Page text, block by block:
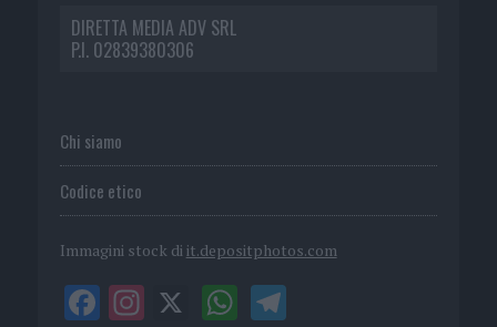
DIRETTA MEDIA ADV SRL
P.I. 02839380306
Chi siamo
Codice etico
Immagini stock di it.depositphotos.com